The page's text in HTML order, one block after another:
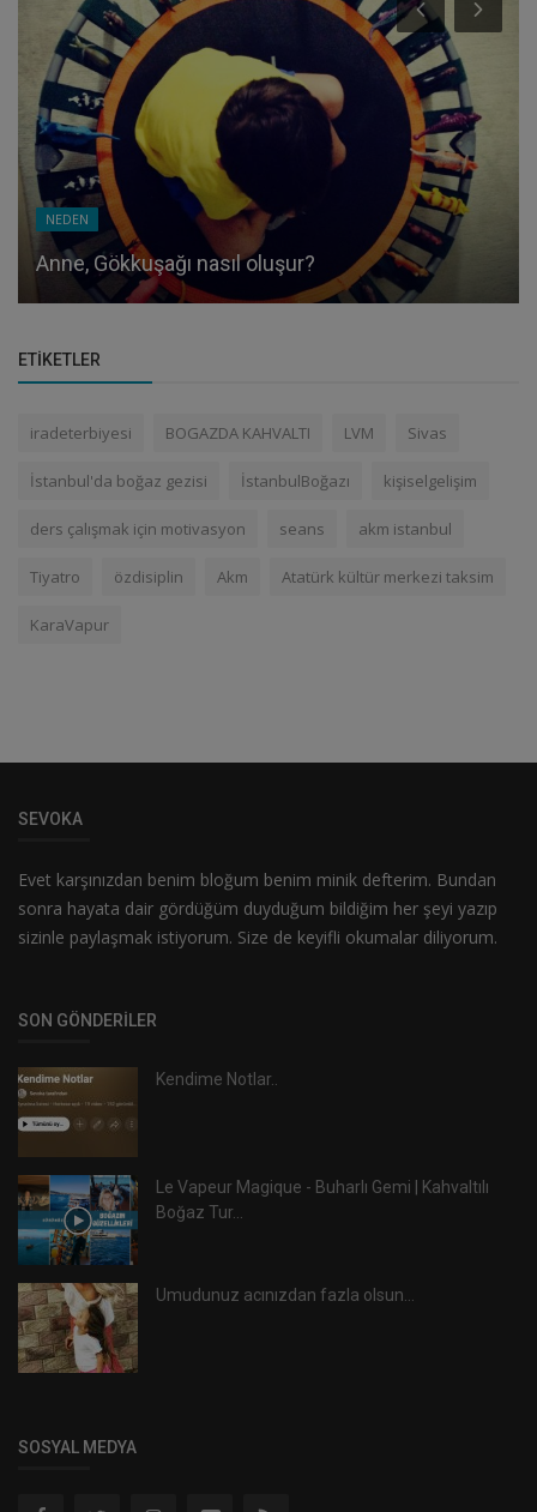
NEDEN
Anne, Gökkuşağı nasıl oluşur?
ETIKETLER
iradeterbiyesi BOGAZDA KAHVALTI LVM Sivas
İstanbul'da boğaz gezisi İstanbulBoğazı kişiselgelişim
ders çalışmak için motivasyon seans akm istanbul
Tiyatro özdisiplin Akm Atatürk kültür merkezi taksim
KaraVapur
SEVOKA
Evet karşınızdan benim bloğum benim minik defterim. Bundan
sonra hayata dair gördüğüm duyduğum bildiğim her şeyi yazıp
sizinle paylaşmak istiyorum. Size de keyifli okumalar diliyorum.
SON GÖNDERILER
Kendime Notlar..
Le Vapeur Magique - Buharlı Gemi | Kahvaltılı
Boğaz Tur...
Umudunuz acınızdan fazla olsun...
SOSYAL MEDYA